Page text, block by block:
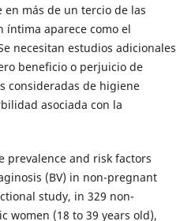
más de un tercio de las
íntima aparece como el
necesitan estudios adicionales
beneficio o perjuicio de
consideradas de higiene
asociada con la
prevalence and risk factors
(BV) in non-pregnant
study, in 329 non-
women (18 to 39 years old),